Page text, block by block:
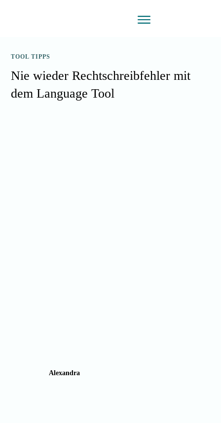
TOOL TIPPS
Nie wieder Rechtschreibfehler mit
dem Language Tool
Alexandra